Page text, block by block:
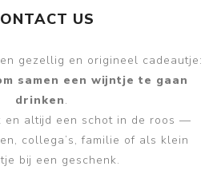
US
gezellig en origineel cadeautje:
samen een wijntje te gaan
drinken.
en altijd een schot in de roos —
collega’s, familie of als klein
bij een geschenk.